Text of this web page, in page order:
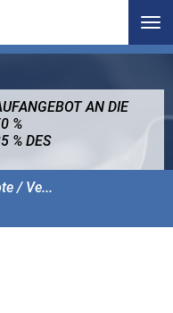
/ Ve...
AN DIE
%
% DES
AG